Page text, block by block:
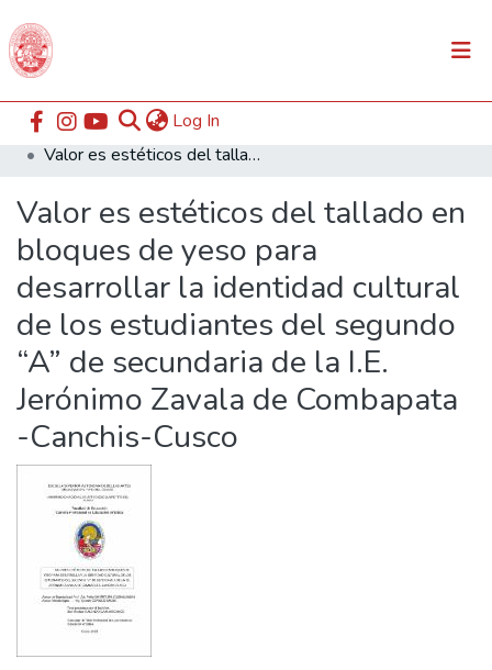
Log In
Communities & Collections
All of DSpace
Statistics
Home ESABAC
Facultad de Arte
Valor es estéticos del tallado en bloques de yeso para desarrollar la identidad cultural de los estudiantes del segundo “A” de secundaria de la I.E. Jerónimo Zavala de Combapata -Canchis-Cusco
Valor es estéticos del tallado en
bloques de yeso para
desarrollar la identidad cultural
de los estudiantes del segundo
“A” de secundaria de la I.E.
Jerónimo Zavala de Combapata
-Canchis-Cusco